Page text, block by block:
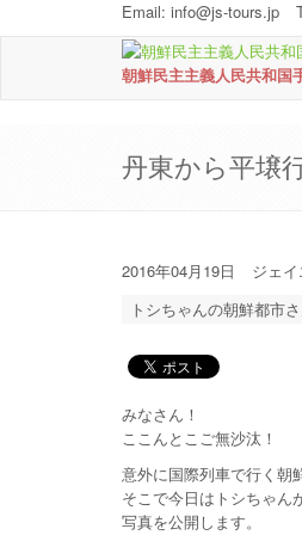
Email: info@js-tours.jp
朝鮮民主主義人民共和国
丹東から平壌
2016年04月19日
ジェ
トシちゃんの朝鮮都市
みなさん！
ここんとこご無沙汰！
意外に国際列車で行く朝
そこで今日はトシちゃん
写真を公開します。